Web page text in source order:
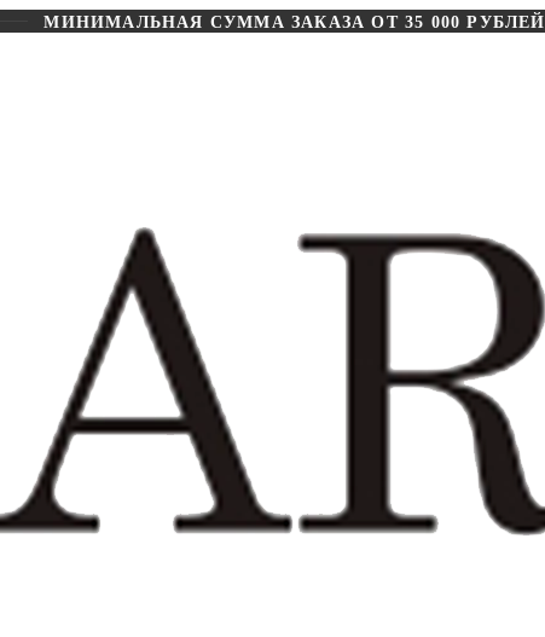
МИНИМАЛЬНАЯ СУММА ЗАКАЗА ОТ 35 000 РУБЛЕЙ